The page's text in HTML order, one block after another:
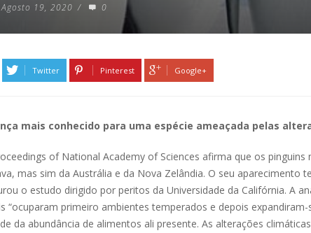
Agosto 19, 2020 / 0
Twitter Pinterest Google+
mais conhecido para uma espécie ameaçada pelas
of National Academy of Sciences afirma que os pinguins
mas sim da Austrália e da Nova Zelândia. O seu aparecimento
o estudo dirigido por peritos da Universidade da Califórnia. A
“ocuparam primeiro ambientes temperados e depois expandiram-
da abundância de alimentos ali presente. As alterações